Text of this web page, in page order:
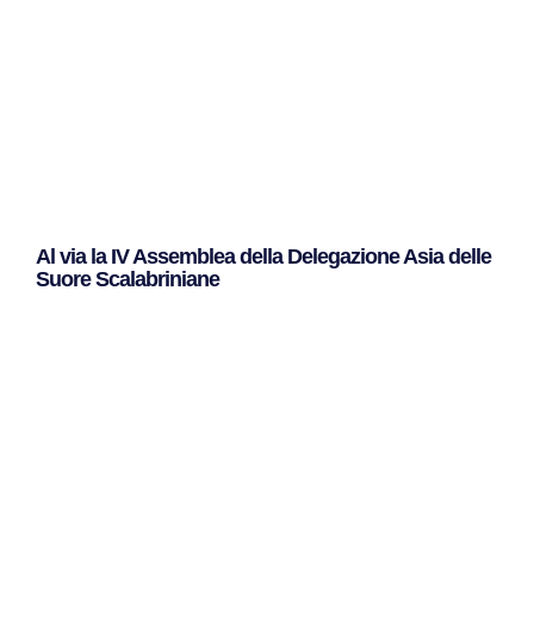
Al via la IV Assemblea della Delegazione Asia delle
Suore Scalabriniane